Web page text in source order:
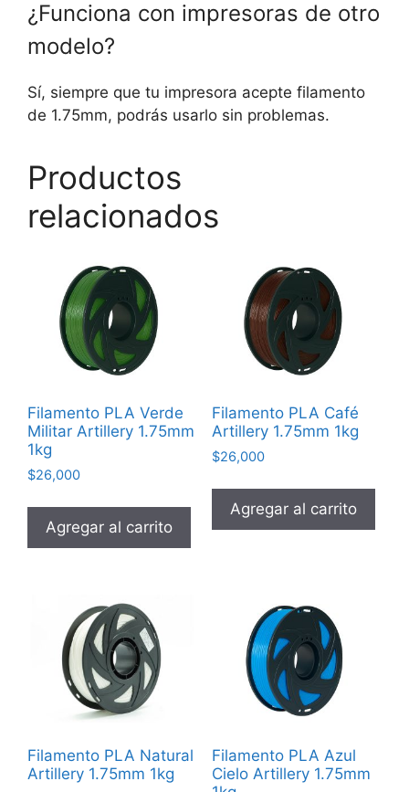
¿Funciona con impresoras de otro
modelo?
Sí, siempre que tu impresora acepte filamento
de 1.75mm, podrás usarlo sin problemas.
Productos
relacionados
Filamento PLA Verde
Militar Artillery 1.75mm
1kg
$26,000
Agregar al carrito
Filamento PLA Café
Artillery 1.75mm 1kg
$26,000
Agregar al carrito
Filamento PLA Natural
Artillery 1.75mm 1kg
Filamento PLA Azul
Cielo Artillery 1.75mm